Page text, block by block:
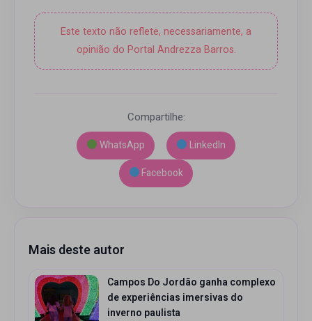
Este texto não reflete, necessariamente, a
opinião do Portal Andrezza Barros.
Compartilhe:
WhatsApp
LinkedIn
Facebook
Mais deste autor
Campos Do Jordão ganha complexo
de experiências imersivas do
inverno paulista